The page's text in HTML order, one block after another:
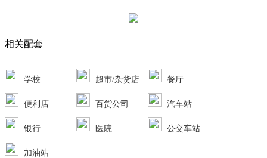
相关配套
学校 超市/杂货店 餐厅
便利店 百货公司 汽车站
银行 医院 公交车站
加油站